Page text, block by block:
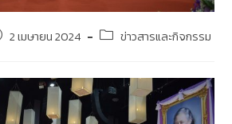
2 เมษายน 2024 ข่าวสารและกิจกรรม